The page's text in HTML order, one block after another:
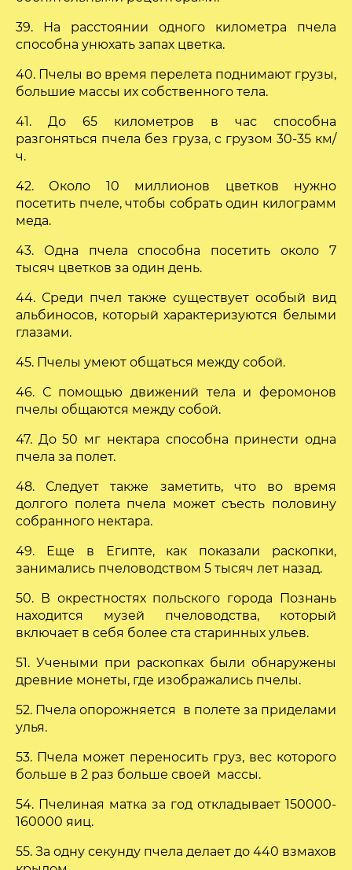
39. На расстоянии одного километра пчела
способна унюхать запах цветка.
40. Пчелы во время перелета поднимают грузы,
большие массы их собственного тела.
41. До 65 километров в час способна
разгоняться пчела без груза, с грузом 30-35 км/
ч.
42. Около 10 миллионов цветков нужно
посетить пчеле, чтобы собрать один килограмм
меда.
43. Одна пчела способна посетить около 7
тысяч цветков за один день.
44. Среди пчел также существует особый вид
альбиносов, который характеризуются белыми
глазами.
45. Пчелы умеют общаться между собой.
46. С помощью движений тела и феромонов
пчелы общаются между собой.
47. До 50 мг нектара способна принести одна
пчела за полет.
48. Следует также заметить, что во время
долгого полета пчела может съесть половину
собранного нектара.
49. Еще в Египте, как показали раскопки,
занимались пчеловодством 5 тысяч лет назад.
50. В окрестностях польского города Познань
находится музей пчеловодства, который
включает в себя более ста старинных ульев.
51. Учеными при раскопках были обнаружены
древние монеты, где изображались пчелы.
52. Пчела опорожняется в полете за приделами
улья.
53. Пчела может переносить груз, вес которого
больше в 2 раз больше своей массы.
54. Пчелиная матка за год откладывает 150000-
160000 яиц.
55. За одну секунду пчела делает до 440 взмахов